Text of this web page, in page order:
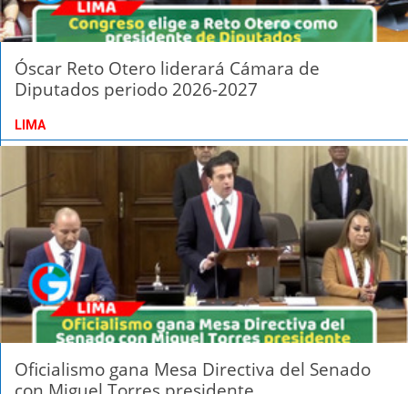
Óscar Reto Otero liderará Cámara de
Diputados periodo 2026-2027
LIMA
Oficialismo gana Mesa Directiva del Senado